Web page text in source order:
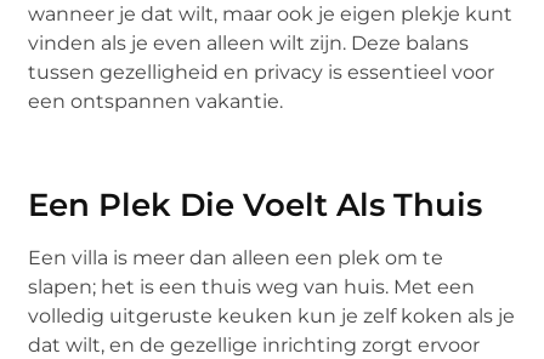
wanneer je dat wilt, maar ook je eigen plekje kunt
vinden als je even alleen wilt zijn. Deze balans
tussen gezelligheid en privacy is essentieel voor
een ontspannen vakantie.
Een Plek Die Voelt Als Thuis
Een villa is meer dan alleen een plek om te
slapen; het is een thuis weg van huis. Met een
volledig uitgeruste keuken kun je zelf koken als je
dat wilt, en de gezellige inrichting zorgt ervoor